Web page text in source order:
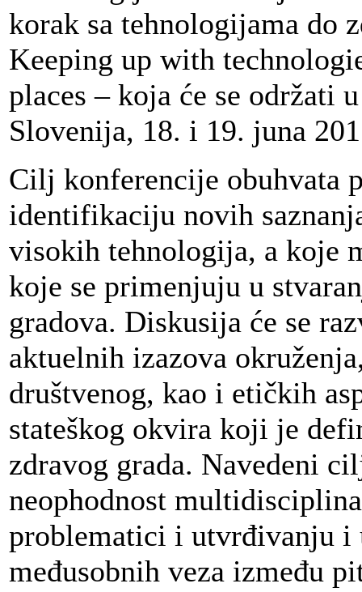
korak sa tehnologijama do
Keeping up with
places – koja će se održati
Slovenija, 18. i 19. juna
Cilj konferencije obuhvata
identifikaciju novih
visokih tehnologija, a koje
koje se primenjuju u
gradova. Diskusija će se
aktuelnih izazova
društvenog, kao i etičkih
stateškog okvira koji je
zdravog grada. Navedeni
neophodnost
problematici i utvrđivanju i
međusobnih veza između